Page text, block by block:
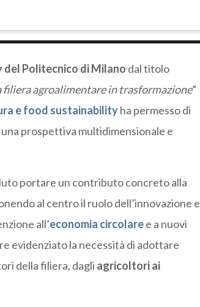
Politecnico di Milano dal titolo
agroalimentare in trasformazione”
e food sustainabilityha permesso di
prospettiva multidimensionale e
portare un contributo concreto alla
al centro il ruolo dell’innovazione e
all’economia circolaree a nuovi
evidenziato la necessità di adottare
della filiera, dagli agricoltori ai